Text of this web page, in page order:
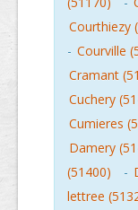
Courthiezy
- Courville
Cramant
Cuchery
Cumieres
Damery
(51400)
-
lettree